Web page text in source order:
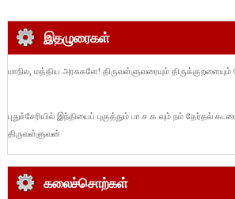
இதழுரைகள்
மாநில, மத்திய அரசுகளே! திருவள்ளுவரையும்
புதுச்சேரியில் இந்தியைப் புகுத்தும் பா.ச.க.வும் நம் தேர்தல்
திருவள்ளுவன்
கலைச்சொற்கள்